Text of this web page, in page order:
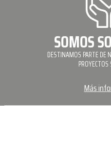
SOMOS
DESTINAMOS PARTE DE
Más